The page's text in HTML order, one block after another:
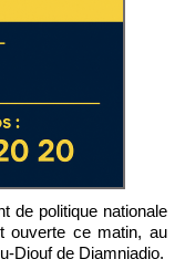
ouverte ce matin, au
Diouf de Diamniadio.